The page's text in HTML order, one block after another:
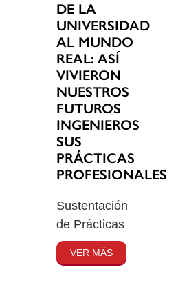
DE LA
UNIVERSIDAD
AL MUNDO
REAL: ASÍ
VIVIERON
NUESTROS
FUTUROS
INGENIEROS
SUS
PRÁCTICAS
PROFESIONALES
Sustentación
de Prácticas
VER MÁS